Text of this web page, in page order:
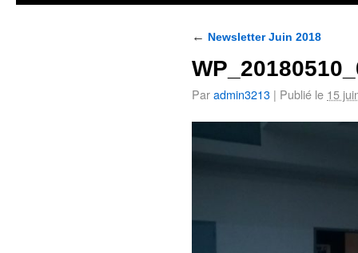
← Newsletter Juin 2018
Paradmin3213 | Publié le 15